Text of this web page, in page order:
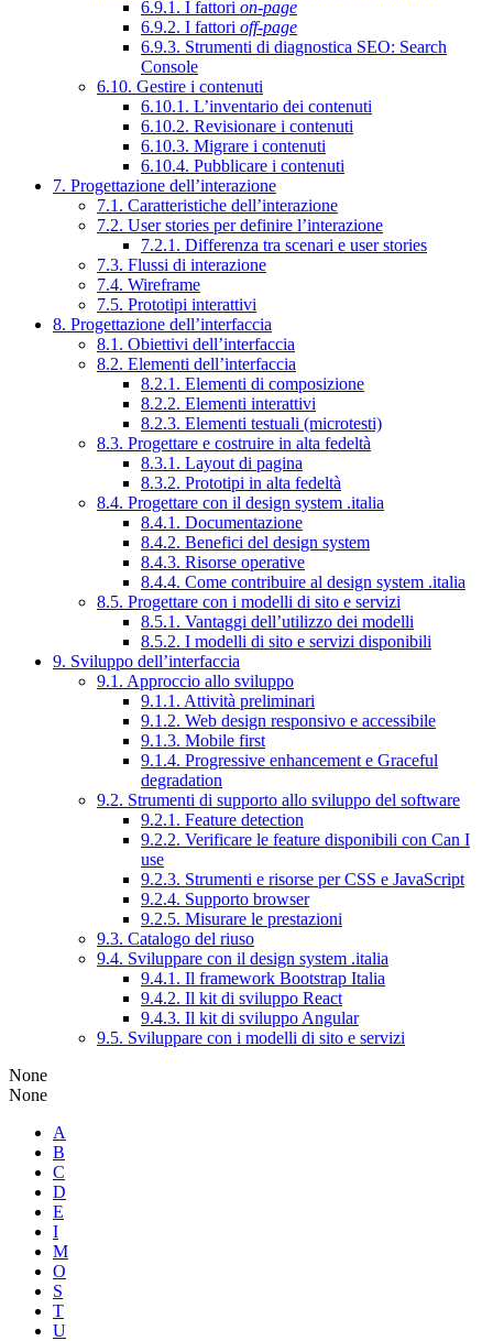
6.9.1. I fattori on-page
6.9.2. I fattori off-page
6.9.3. Strumenti di diagnostica SEO: Search
Console
6.10. Gestire i contenuti
6.10.1. L’inventario dei contenuti
6.10.2. Revisionare i contenuti
6.10.3. Migrare i contenuti
6.10.4. Pubblicare i contenuti
7. Progettazione dell’interazione
7.1. Caratteristiche dell’interazione
7.2. User stories per definire l’interazione
7.2.1. Differenza tra scenari e user stories
7.3. Flussi di interazione
7.4. Wireframe
7.5. Prototipi interattivi
8. Progettazione dell’interfaccia
8.1. Obiettivi dell’interfaccia
8.2. Elementi dell’interfaccia
8.2.1. Elementi di composizione
8.2.2. Elementi interattivi
8.2.3. Elementi testuali (microtesti)
8.3. Progettare e costruire in alta fedeltà
8.3.1. Layout di pagina
8.3.2. Prototipi in alta fedeltà
8.4. Progettare con il design system .italia
8.4.1. Documentazione
8.4.2. Benefici del design system
8.4.3. Risorse operative
8.4.4. Come contribuire al design system .italia
8.5. Progettare con i modelli di sito e servizi
8.5.1. Vantaggi dell’utilizzo dei modelli
8.5.2. I modelli di sito e servizi disponibili
9. Sviluppo dell’interfaccia
9.1. Approccio allo sviluppo
9.1.1. Attività preliminari
9.1.2. Web design responsivo e accessibile
9.1.3. Mobile first
9.1.4. Progressive enhancement e Graceful
degradation
9.2. Strumenti di supporto allo sviluppo del software
9.2.1. Feature detection
9.2.2. Verificare le feature disponibili con Can I
use
9.2.3. Strumenti e risorse per CSS e JavaScript
9.2.4. Supporto browser
9.2.5. Misurare le prestazioni
9.3. Catalogo del riuso
9.4. Sviluppare con il design system .italia
9.4.1. Il framework Bootstrap Italia
9.4.2. Il kit di sviluppo React
9.4.3. Il kit di sviluppo Angular
9.5. Sviluppare con i modelli di sito e servizi
None
None
A
B
C
D
E
I
M
O
S
T
U